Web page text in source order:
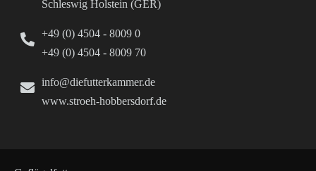
Schleswig Holstein (GER)
+49 (0) 4504 - 8009 0
+49 (0) 4504 - 8009 70
info@diefutterkammer.de
www.stroeh-hobbersdorf.de